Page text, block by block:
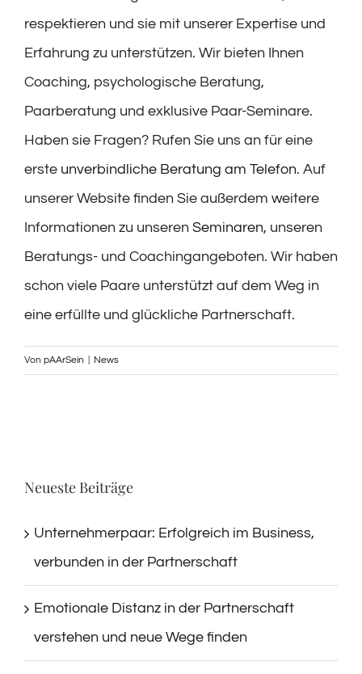
respektieren und sie mit unserer Expertise und
Erfahrung zu unterstützen. Wir bieten Ihnen
Coaching, psychologische Beratung,
Paarberatung und exklusive Paar-Seminare.
Haben sie Fragen? Rufen Sie uns an für eine
erste unverbindliche Beratung am Telefon. Auf
unserer Website finden Sie außerdem weitere
Informationen zu unseren Seminaren, unseren
Beratungs- und Coachingangeboten. Wir haben
schon viele Paare unterstützt auf dem Weg in
eine erfüllte und glückliche Partnerschaft.
Von pAArSein News
Neueste Beiträge
Unternehmerpaar: Erfolgreich im Business,
verbunden in der Partnerschaft
Emotionale Distanz in der Partnerschaft
verstehen und neue Wege finden